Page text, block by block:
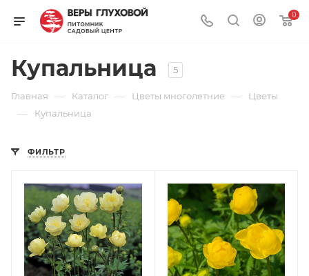
0
Купальница 5
Главная — Каталог — Цветы многолетние — Цветы
— Купальница
ФИЛЬТР